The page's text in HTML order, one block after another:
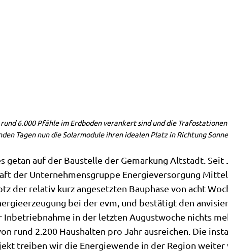
6.000 Pfähle im Erdboden verankert sind und die
Tagen nun die Solarmodule ihren idealen Platz in Richtung
getan auf der Baustelle der Gemarkung Altstadt.
der Unternehmensgruppe Energieversorgung
der relativ kurz angesetzten Bauphase von acht
bei der evm, und bestätigt den
Inbetriebnahme in der letzten Augustwoche nichts
rund 2.200 Haushalten pro Jahr ausreichen. Die
treiben wir die Energiewende in der Region